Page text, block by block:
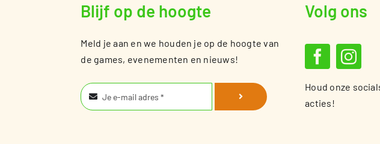
Blijf op de hoogte
Meld je aan en we houden je op de hoogte van
de games, evenementen en nieuws!
Volg ons
Houd onze
acties!